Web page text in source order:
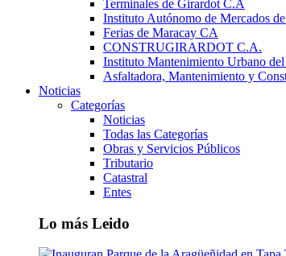
Terminales de Girardot C.A
Instituto Autónomo de Mercados
Ferias de Maracay CA
CONSTRUGIRARDOT C.A.
Instituto Mantenimiento Urbano
Asfaltadora, Mantenimiento y
Noticias
Categorías
Noticias
Todas las Categorías
Obras y Servicios Públicos
Tributario
Catastral
Entes
Lo más Leido